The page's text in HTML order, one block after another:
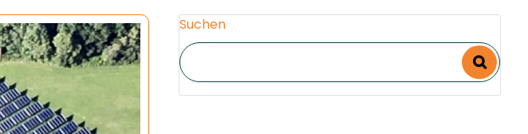
Suchen
Suchen